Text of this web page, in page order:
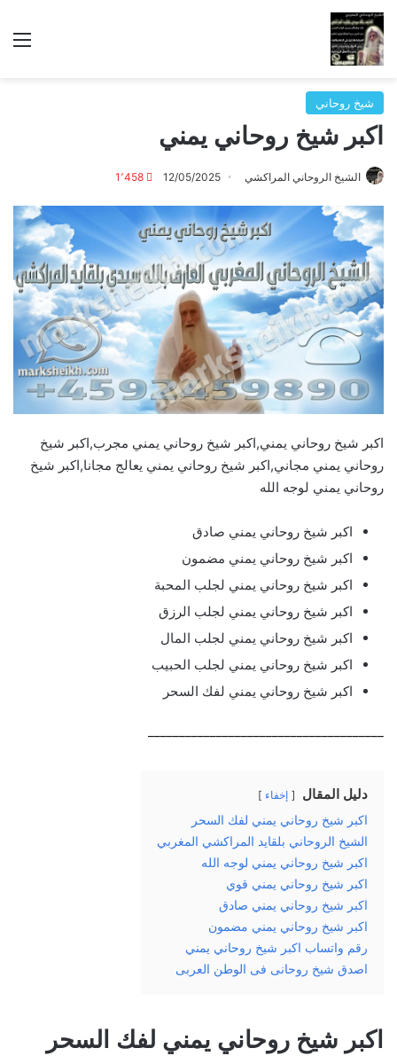
شيخ روحاني
اكبر شيخ روحاني يمني
الشيخ الروحاني المراكشي 12/05/2025 1٬458
اكبر شيخ روحاني يمني,اكبر شيخ روحاني يمني مجرب,اكبر شيخ
روحاني يمني مجاني,اكبر شيخ روحاني يمني يعالج مجانا,اكبر شيخ
روحاني يمني لوجه الله
اكبر شيخ روحاني يمني صادق
اكبر شيخ روحاني يمني مضمون
اكبر شيخ روحاني يمني لجلب المحبة
اكبر شيخ روحاني يمني لجلب الرزق
اكبر شيخ روحاني يمني لجلب المال
اكبر شيخ روحاني يمني لجلب الحبيب
اكبر شيخ روحاني يمني لفك السحر
دليل المقال إخفاء
اكبر شيخ روحاني يمني لفك السحر
الشيخ الروحاني بلقايد المراكشي المغربي
اكبر شيخ روحاني يمني لوجه الله
اكبر شيخ روحاني يمني قوي
اكبر شيخ روحاني يمني صادق
اكبر شيخ روحاني يمني مضمون
رقم واتساب اكبر شيخ روحاني يمني
اصدق شيخ روحانى فى الوطن العربى
اكبر شيخ روحاني يمني لفك السحر